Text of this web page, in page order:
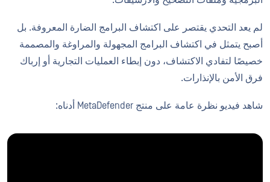
لم يعد التحدي يقتصر على اكتشاف البرامج الضارة المعروفة. بل
أصبح يتمثل في اكتشاف البرامج المجهولة والمراوغة والمصممة
خصيصًا لتفادي الاكتشاف، دون إبطاء العمليات التجارية أو إرباك
فرق الأمن بالإنذارات.
شاهد فيديو نظرة عامة على منتج MetaDefender أدناه: